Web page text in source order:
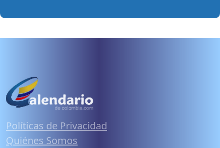
Políticas de Privacidad
Quiénes Somos